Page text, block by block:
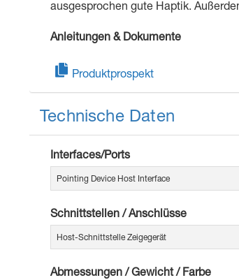
ausgesprochen gute Haptik.
Anleitungen & Dokumente
Produktprospekt
Technische Daten
Interfaces/Ports
Pointing Device Host Interface
Schnittstellen / Anschlüsse
Host-Schnittstelle Zeigegerät
Abmessungen / Gewicht / Farbe